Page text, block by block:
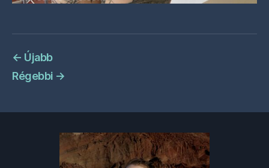
← Újabb
Régebbi →